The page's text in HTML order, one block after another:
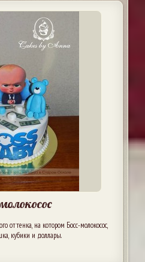
оттенка, на котором Босс-молокосос,
кубики и доллары.